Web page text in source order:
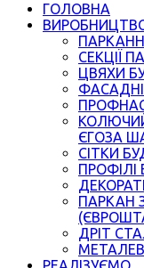
ГОЛОВНА
СЕКЦІЇ
ЦВЯХИ
ФАСАДНІ
ЄГОЗА
СІТКИ
ПРОФІЛІ
ПАРКАН
ДРІТ